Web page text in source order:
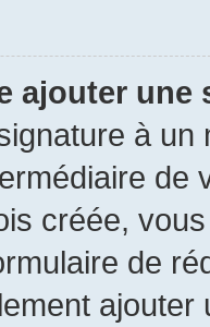
ajouter une
à un
créée,
de